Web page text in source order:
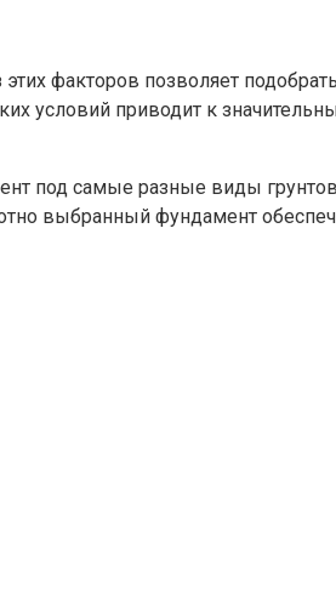
факторов позволяет
условий приводит к
под самые разные виды
выбранный фундамент